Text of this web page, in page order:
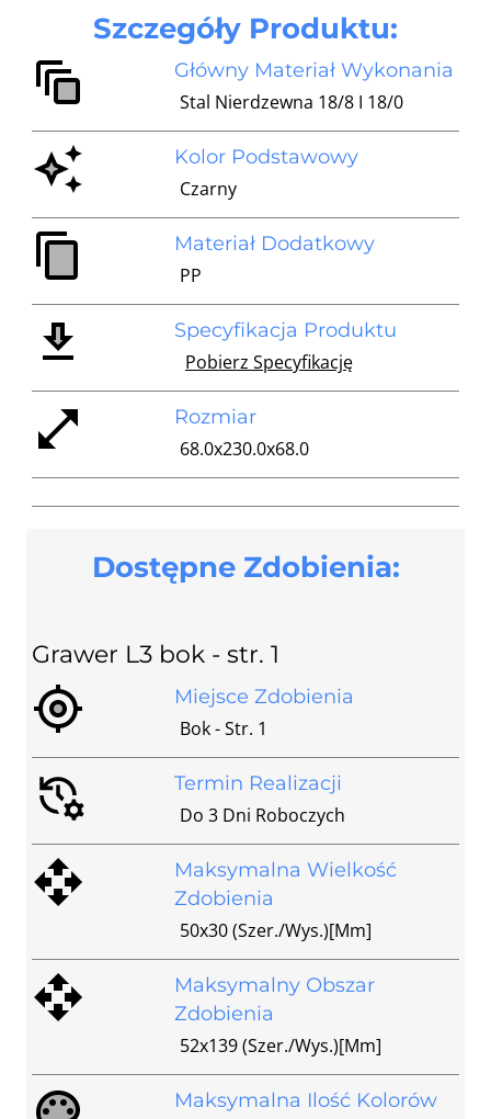
Szczegóły Produktu:
Główny Materiał Wykonania
Stal Nierdzewna 18/8 I 18/0
Kolor Podstawowy
Czarny
Materiał Dodatkowy
PP
Specyfikacja Produktu
Pobierz Specyfikację
Rozmiar
68.0x230.0x68.0
Dostępne Zdobienia:
Grawer L3 bok - str. 1
Miejsce Zdobienia
Bok - Str. 1
Termin Realizacji
Do 3 Dni Roboczych
Maksymalna Wielkość
Zdobienia
50x30 (szer./wys.)[mm]
Maksymalny Obszar
Zdobienia
52x139 (szer./wys.)[mm]
Maksymalna Ilość Kolorów